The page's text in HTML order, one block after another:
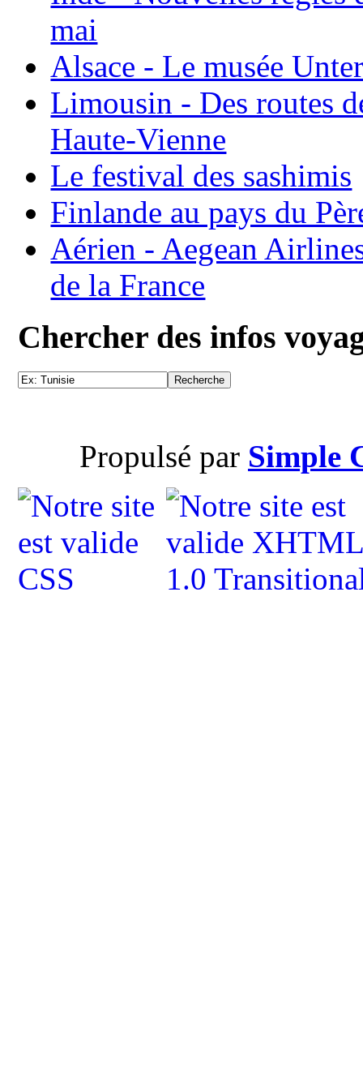
mai
Alsace - Le musée
Limousin - Des routes
Haute-Vienne
Le festival des sashimis
Finlande au pays du
Aérien - Aegean
de la France
Chercher des infos
Propulsé par Simple